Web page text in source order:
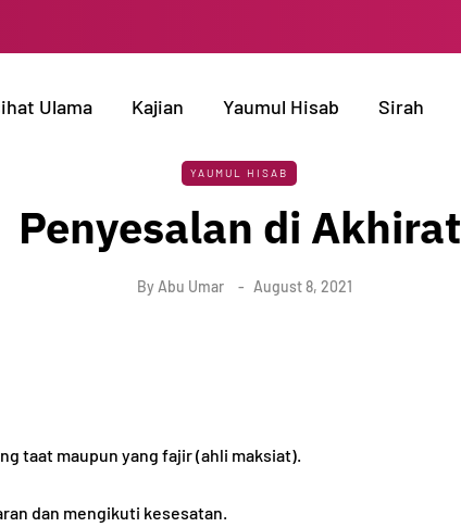
Ulama Kajian Yaumul Hisab Sirah
YAUMUL HISAB
Penyesalan di Akhirat
By Abu Umar August 8, 2021
taat maupun yang fajir (ahli maksiat).
dan mengikuti kesesatan.